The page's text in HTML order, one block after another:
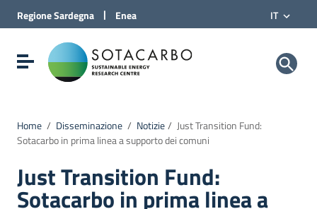
Vai al Contenuto
Vai alla navigazione del sito
Vai al Footer
RegioneSardegna | Enea IT
Visualizza/nascondi menu di navigazioneSotacarbo SpA
Home / Disseminazione / Notizie/ Just Transition Fund:
Sotacarbo in prima linea a supporto dei comuni
Just Transition Fund:
Sotacarbo in prima linea a